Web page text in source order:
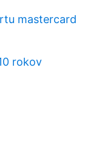
mastercard
rokov